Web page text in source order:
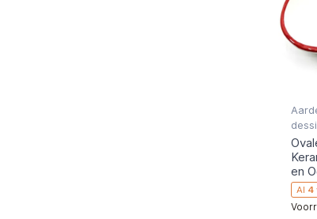
en
Al 4
heeft dit artikel onlangs aan zijn